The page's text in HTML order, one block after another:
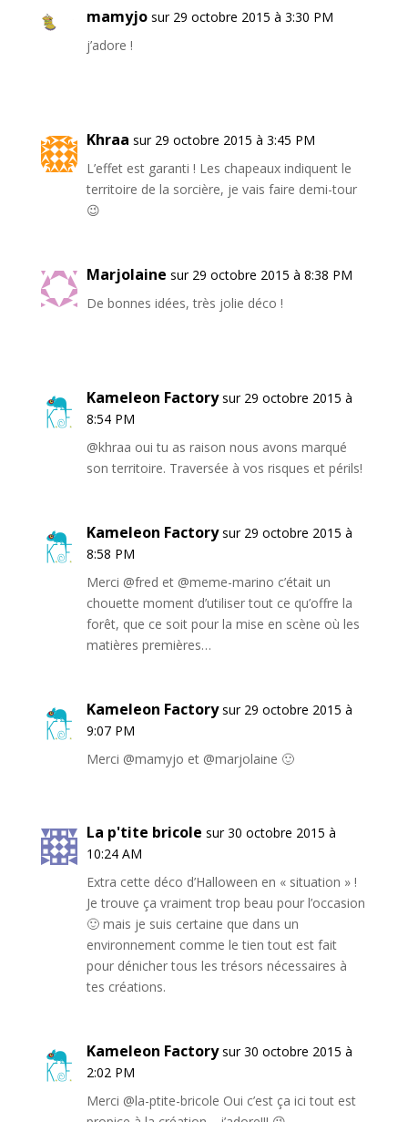
mamyjo sur 29 octobre 2015 à 3:30 PM
j’adore !
Khraa sur 29 octobre 2015 à 3:45 PM
L’effet est garanti ! Les chapeaux indiquent le
territoire de la sorcière, je vais faire demi-tour
😉
Marjolaine sur 29 octobre 2015 à 8:38 PM
De bonnes idées, très jolie déco !
Kameleon Factory sur 29 octobre 2015 à
8:54 PM
@khraa oui tu as raison nous avons marqué
son territoire. Traversée à vos risques et périls!
Kameleon Factory sur 29 octobre 2015 à
8:58 PM
Merci @fred et @meme-marino c’était un
chouette moment d’utiliser tout ce qu’offre la
forêt, que ce soit pour la mise en scène où les
matières premières…
Kameleon Factory sur 29 octobre 2015 à
9:07 PM
Merci @mamyjo et @marjolaine 🙂
La p'tite bricole sur 30 octobre 2015 à
10:24 AM
Extra cette déco d’Halloween en « situation » !
Je trouve ça vraiment trop beau pour l’occasion
🙂 mais je suis certaine que dans un
environnement comme le tien tout est fait
pour dénicher tous les trésors nécessaires à
tes créations.
Kameleon Factory sur 30 octobre 2015 à
2:02 PM
Merci @la-ptite-bricole Oui c’est ça ici tout est